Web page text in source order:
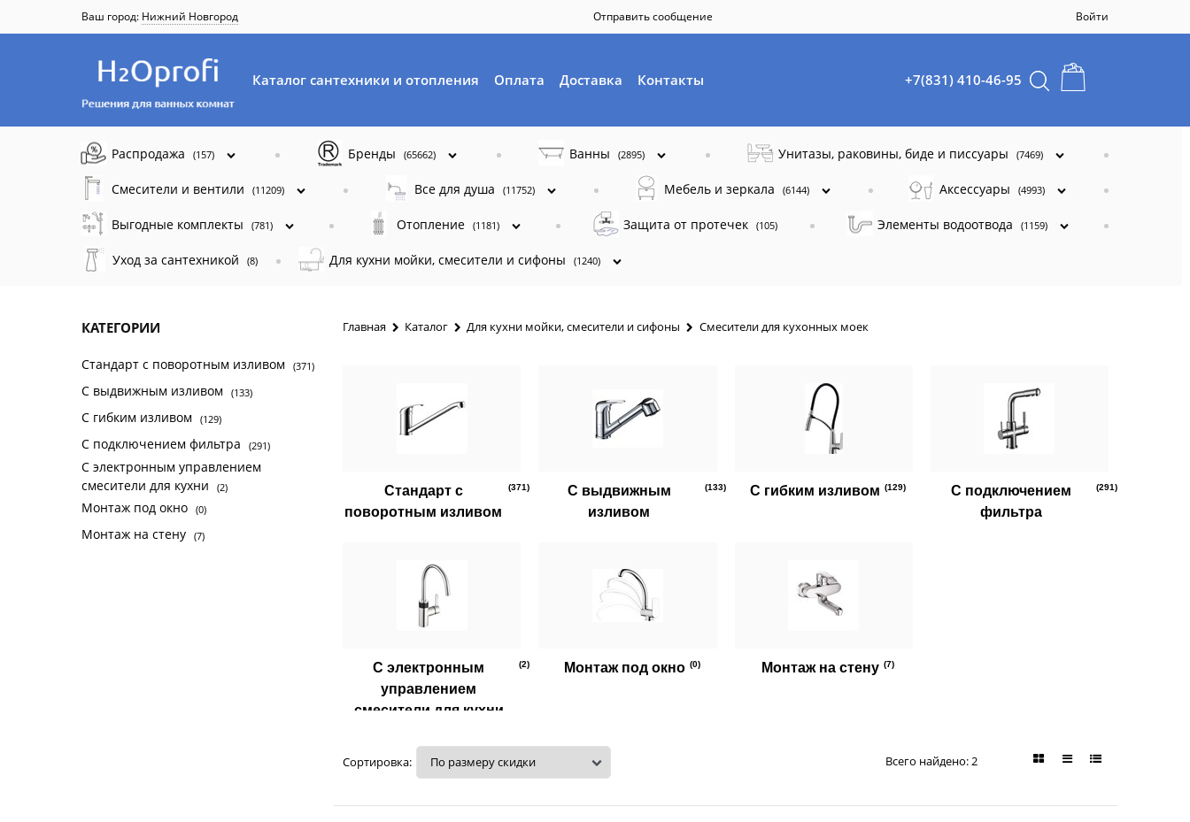
Ваш город: Нижний Новгород Отправить сообщение Войти
Каталог сантехники и отопления Оплата Доставка Контакты +7(831) 410-46-95
Распродажа (157) Бренды (65662) Ванны (2895) Унитазы, раковины, биде и писсуары (7469)
Смесители и вентили (11209) Все для душа (11752) Мебель и зеркала (6144) Аксессуары (4993)
Выгодные комплекты (781) Отопление (1181) Защита от протечек (105) Элементы водоотвода (1159)
Уход за сантехникой (8) Для кухни мойки, смесители и сифоны (1240)
КАТЕГОРИИ
Стандарт с поворотным изливом (371)
C выдвижным изливом (133)
C гибким изливом (129)
С подключением фильтра (291)
С электронным управлением
смесители для кухни
(2)
Монтаж под окно (0)
Монтаж на стену (7)
Главная Каталог Для кухни мойки, смесители и сифоны Смесители для кухонных моек
Стандарт с
поворотным изливом
(371)
C выдвижным
изливом
(133) C гибким изливом (129)
С подключением
фильтра
(291)
С электронным
управлением
смесители для кухни
(2) Монтаж под окно (0) Монтаж на стену (7)
Сортировка: Всего найдено:2